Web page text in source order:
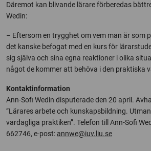
Däremot kan blivande lärare förberedas
Wedin:
– Eftersom en trygghet om vem man är som
det kanske befogat med en kurs för
sig själva och sina egna reaktioner i olika
något de kommer att behöva i den praktiska
Kontaktinformation
Ann-Sofi Wedin disputerade den 20 april.
”Lärares arbete och kunskapsbildning.
vardagliga praktiken”. Telefon till Ann-Sofi
662746, e-post:annwe@iuv.liu.se